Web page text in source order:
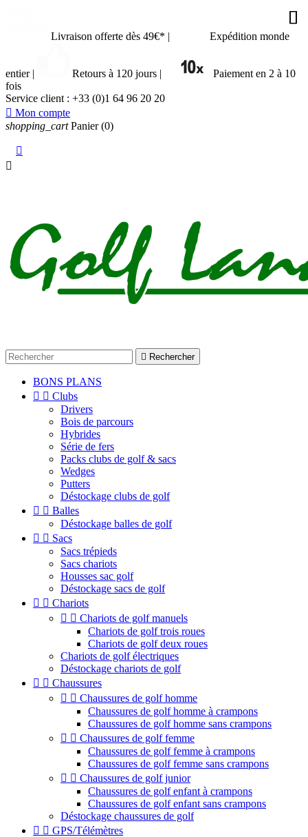
Livraison offerte dès 49€* | Expédition monde
entier | Retours à 120 jours |
Paiement en 2 à 10
fois
Service client : +33 (0)1 64 96 20 20
 Mon compte
shopping_cart Panier (0)


 Rechercher
BONS PLANS
  Clubs
Drivers
Bois de parcours
Hybrides
Série de fers
Packs clubs de golf & sacs
Wedges
Putters
Déstockage clubs de golf
  Balles
Déstockage balles de golf
  Sacs
Sacs trépieds
Sacs chariots
Housses sac golf
Déstockage sacs de golf
  Chariots
  Chariots de golf manuels
Chariots de golf trois roues
Chariots de golf deux roues
Chariots de golf électriques
Déstockage chariots de golf
  Chaussures
  Chaussures de golf homme
Chaussures de golf homme à crampons
Chaussures de golf homme sans crampons
  Chaussures de golf femme
Chaussures de golf femme à crampons
Chaussures de golf femme sans crampons
  Chaussures de golf junior
Chaussures de golf enfant à crampons
Chaussures de golf enfant sans crampons
Déstockage chaussures de golf
  GPS/Télémètres









